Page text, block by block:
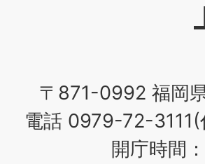
〒871-0992 福岡
電話 0979-72-
開庁時間